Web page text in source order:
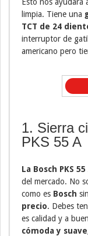
limpia. Tiene una
TCT de 24
interruptor de
americano pero
1. Sierra
PKS 55 A
La Bosch PKS 55
del mercado. No
como es Bosch
precio. Debes
es calidad y a
cómoda y